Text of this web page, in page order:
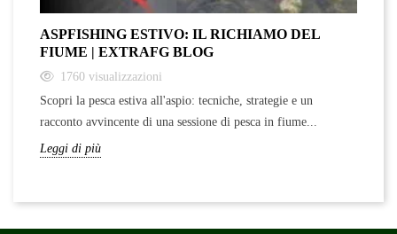
ASPFISHING ESTIVO: IL RICHIAMO DEL
FIUME | EXTRAFG BLOG
1760 visualizzazioni
Scopri la pesca estiva all'aspio: tecniche, strategie e un
racconto avvincente di una sessione di pesca in fiume...
Leggi di più